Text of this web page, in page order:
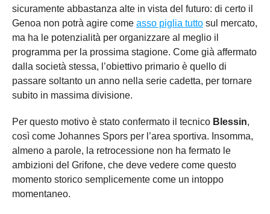
sicuramente abbastanza alte in vista del futuro: di certo il
Genoa non potrà agire come asso piglia tutto sul mercato,
ma ha le potenzialità per organizzare al meglio il
programma per la prossima stagione. Come già affermato
dalla società stessa, l’obiettivo primario è quello di
passare soltanto un anno nella serie cadetta, per tornare
subito in massima divisione.
Per questo motivo è stato confermato il tecnico Blessin,
così come Johannes Spors per l’area sportiva. Insomma,
almeno a parole, la retrocessione non ha fermato le
ambizioni del Grifone, che deve vedere come questo
momento storico semplicemente come un intoppo
momentaneo.